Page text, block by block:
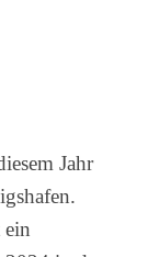
Jahr
ein